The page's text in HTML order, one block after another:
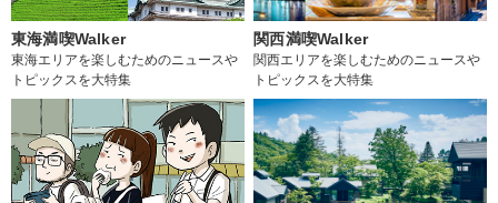
東海満喫Walker
東海エリアを楽しむためのニュースや
トピックスを大特集
関西満喫Walker
関西エリアを楽しむためのニュースや
トピックスを大特集